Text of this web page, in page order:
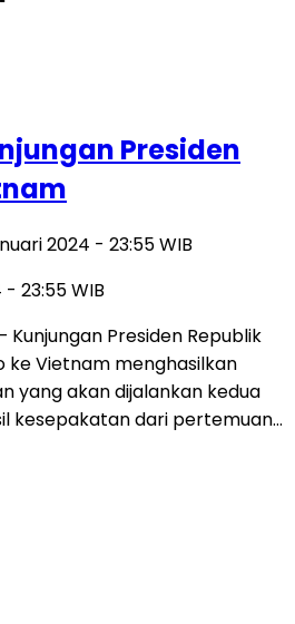
Presiden
2024 - 23:55 WIB
23:55 WIB
Kunjungan Presiden Republik
ke Vietnam menghasilkan
yang akan dijalankan kedua
kesepakatan dari pertemuan…